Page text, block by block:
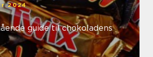
2024
guide til chokoladens